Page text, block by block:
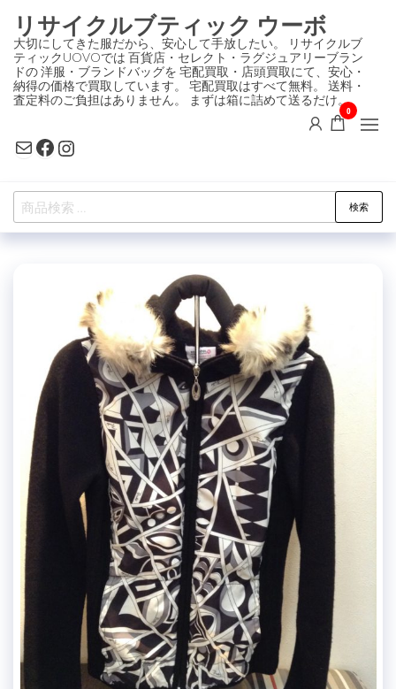
ン
テ
ン
ツ
プ
リサイクルブティック ウーボ
大切にしてきた服だから、安心して手放したい。 リサイクルブ
ティックUOVOでは 百貨店・セレクト・ラグジュアリーブラン
ドの 洋服・ブランドバッグを 宅配買取・店頭買取にて、安心・
納得の価格で買取しています。 宅配買取はすべて無料。 送料・
査定料のご負担はありません。 まずは箱に詰めて送るだけ。
MailFacebook
Instagram
0
検
索
検索